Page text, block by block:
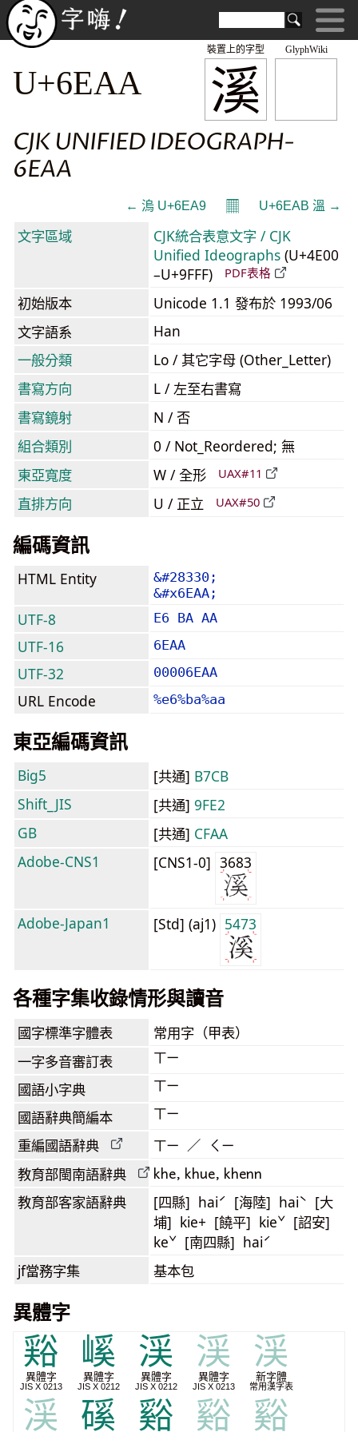
GlyphWiki
溪
裝置上的字型
U+6EAA
CJK UNIFIED IDEOGRAPH-
6EAA
← 溩 U+6EA9 𝄜 U+6EAB 溫 →
文字區域
CJK統合表意文字 / CJK
Unified Ideographs (U+4E00
–U+9FFF)
PDF表格
初始版本
Unicode 1.1 發布於 1993/06
文字語系
Han
一般分類
Lo / 其它字母 (Other_Letter)
書寫方向
L / 左至右書寫
書寫鏡射
N / 否
組合類別
0 / Not_Reordered; 無
東亞寬度
W / 全形 UAX#11
直排方向 U / 正立 UAX#50
編碼資訊
HTML Entity
&#28330;
&#x6EAA;
UTF-8 E6 BA AA
UTF-16 6EAA
UTF-32 00006EAA
URL Encode %e6%ba%aa
東亞編碼資訊
Big5 [共通] B7CB
Shift_JIS
[共通] 9FE2
GB
[共通] CFAA
Adobe-CNS1
[CNS1-0] 3683
Adobe-Japan1 [Std] (aj1) 5473
各種字集收錄情形與讀音
國字標準字體表 常用字（甲表）
一字多音審訂表 ㄒㄧ
國語小字典 ㄒㄧ
國語辭典簡編本 ㄒㄧ
重編國語辭典 ㄒㄧ ／ ㄑㄧ
教育部閩南語辭典 khe, khue, khenn
教育部客家語辭典
[四縣] haiˊ [海陸] haiˋ [大
埔] kie+ [饒平] kieˇ [詔安]
keˇ [南四縣] haiˊ
jf當務字集 基本包
異體字
𧮾
異體字
JIS X 0213
嵠
異體字
JIS X 0212
渓
異體字
JIS X 0212
渓
異體字
JIS X 0213
渓
新字體
常用漢字表
渓 磎 谿 谿 谿